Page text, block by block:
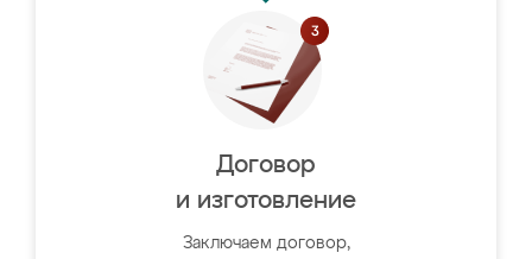
Договор
и изготовление
Заключаем договор,